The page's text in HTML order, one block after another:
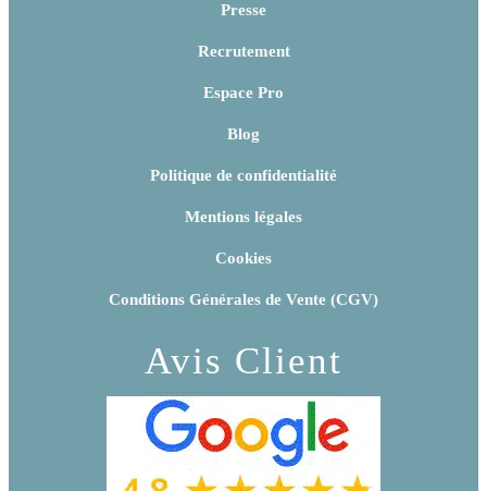
Presse
Recrutement
Espace Pro
Blog
Politique de confidentialité
Mentions légales
Cookies
Conditions Générales de Vente (CGV)
Avis Client